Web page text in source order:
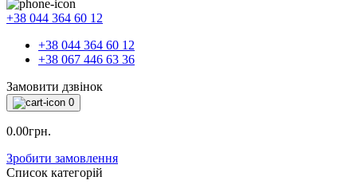
+38 044 364 60 12
+38 044 364 60 12
+38 067 446 63 36
Замовити дзвінок
0
0.00грн.
Зробити замовлення
Список категорій